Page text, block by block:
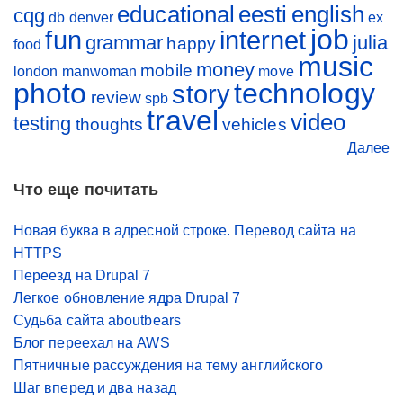
cqg db denver educational eesti english ex
food fun grammar happy internet job julia
london manwoman mobile money move music
photo review spb storytechnology
testing thoughts travelvehicles video
Далее
Что еще почитать
Новая буква в адресной строке. Перевод сайта на
HTTPS
Переезд на Drupal 7
Легкое обновление ядра Drupal 7
Судьба сайта aboutbears
Блог переехал на AWS
Пятничные рассуждения на тему английского
Шаг вперед и два назад